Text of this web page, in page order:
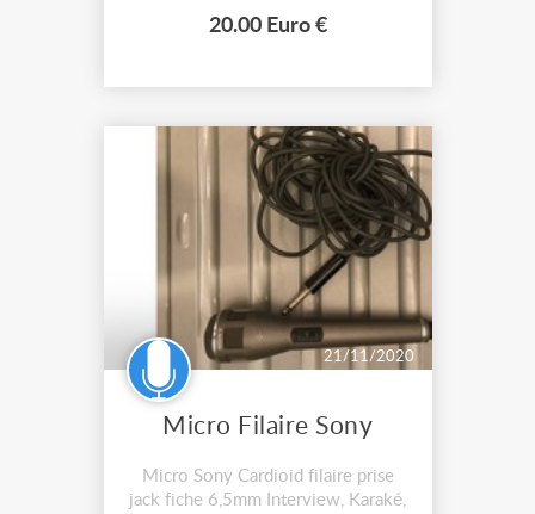
Compatible avec MSN Messenger,
jusqu'à...
20.00 Euro €
21/11/2020
Micro Filaire Sony
Micro Sony Cardioid filaire prise
jack fiche 6,5mm Interview, Karaké,